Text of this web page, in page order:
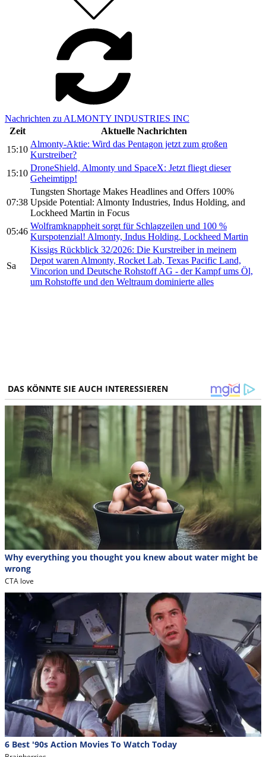
Nachrichten zu ALMONTY INDUSTRIES INC
Zeit
Aktuelle Nachrichten
15:10
Almonty-Aktie: Wird das Pentagon jetzt zum großen
Kurstreiber?
15:10
DroneShield, Almonty und SpaceX: Jetzt fliegt dieser
Geheimtipp!
07:38
Tungsten Shortage Makes Headlines and Offers 100%
Upside Potential: Almonty Industries, Indus Holding, and
Lockheed Martin in Focus
05:46
Wolframknappheit sorgt für Schlagzeilen und 100 %
Kurspotenzial! Almonty, Indus Holding, Lockheed Martin
Sa
Kissigs Rückblick 32/2026: Die Kurstreiber in meinem
Depot waren Almonty, Rocket Lab, Texas Pacific Land,
Vincorion und Deutsche Rohstoff AG - der Kampf ums Öl,
um Rohstoffe und den Weltraum dominierte alles